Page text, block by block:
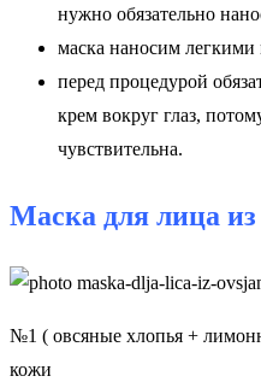
нужно обязательно
маска наносим
перед процедурой
крем вокруг глаз,
чувствительна.
Маска для лица
№1 ( овсяные хлопья +
кожи